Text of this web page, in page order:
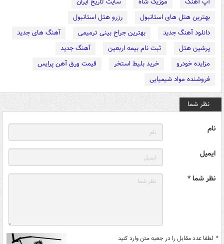
بهترین هتل های استانبول
رزرو هتل استانبول
دانلود آهنگ جدید
بهترین جراح بینی ترمیمی
آهنگ های جدید
پرشین هتل
ثبت نام بیمه اربعین
آهنگ جدید
مزایده خودرو
خرید بلیط استخر
قیمت ورق آهن پرایس
فروشنده مواد شیمیایی
نظر شما
نام
ایمیل
نظر شما *
* لطفا عدد مقابل را در جعبه متن وارد کنید